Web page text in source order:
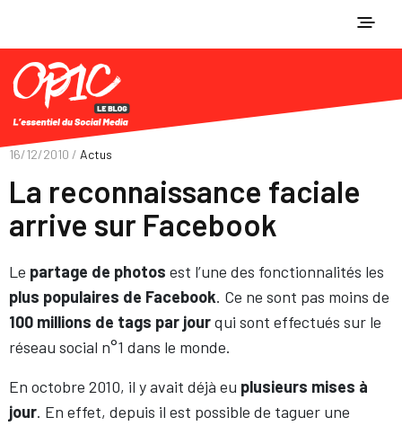
16/12/2010 / Actus
La reconnaissance faciale
arrive sur Facebook
Le partage de photos est l’une des fonctionnalités les
plus populaires de Facebook. Ce ne sont pas moins de
100 millions de tags par jourqui sont effectués sur le
réseau social n°1 dans le monde.
En octobre 2010, il y avait déjà eu plusieurs mises à
jour. En effet, depuis il est possible de taguer une